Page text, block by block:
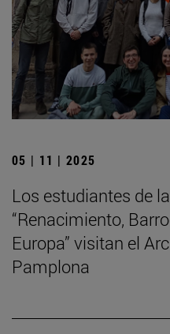
05 | 11 | 2025
Los estudiantes de
“Renacimiento,
Europa” visitan el
Pamplona